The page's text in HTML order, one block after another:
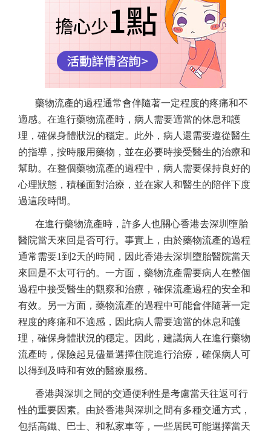
藥物流產的過程通常會伴隨著一定程度的疼痛和不
適感。在進行藥物流產時，病人需要適當的休息和護
理，確保身體狀況的穩定。此外，病人還需要遵從醫生
的指導，按時服用藥物，並在必要時接受醫生的治療和
幫助。在整個藥物流產的過程中，病人需要保持良好的
心理狀態，積極面對治療，並在家人和醫生的陪伴下度
過這段時間。
在進行藥物流產時，許多人也關心香港去深圳墮胎
醫院當天來回是否可行。事實上，由於藥物流產的過程
通常需要1到2天的時間，因此香港去深圳墮胎醫院當天
來回是不太可行的。一方面，藥物流產需要病人在整個
過程中接受醫生的觀察和治療，確保流產過程的安全和
有效。另一方面，藥物流產的過程中可能會伴隨著一定
程度的疼痛和不適感，因此病人需要適當的休息和護
理，確保身體狀況的穩定。因此，建議病人在進行藥物
流產時，保險起見儘量選擇住院進行治療，確保病人可
以得到及時和有效的醫療服務。
香港與深圳之間的交通便利性是考慮當天往返可行
性的重要因素。由於香港與深圳之間有多種交通方式，
包括高鐵、巴士、和私家車等，一些居民可能選擇當天